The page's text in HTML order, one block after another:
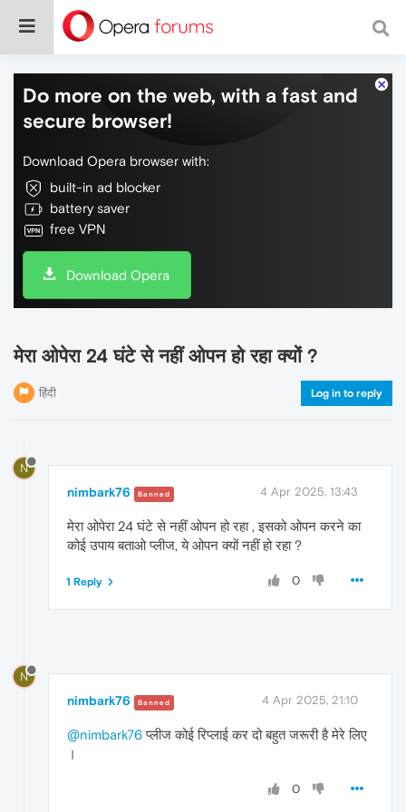
Do more on the web, with a fast and
secure browser!
Download Opera browser with:
built-in ad blocker
battery saver
free VPN
Download Opera
मेरा ओपेरा 24 घंटे से नहीं ओपन हो रहा क्यों ?
हिंदी Log in to reply
N
nimbark76 Banned 4 Apr 2025, 13:43
मेरा ओपेरा 24 घंटे से नहीं ओपन हो रहा , इसको ओपन करने का
कोई उपाय बताओ प्लीज, ये ओपन क्यों नहीं हो रहा ?
0
1 Reply
N
nimbark76 Banned 4 Apr 2025, 21:10
@nimbark76प्लीज कोई रिप्लाई कर दो बहुत जरूरी है मेरे लिए
।
0